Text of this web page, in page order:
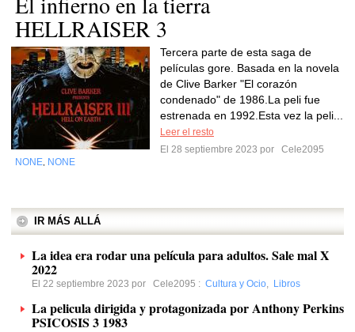
HELLRAISER 3
Tercera parte de esta saga de
películas gore. Basada en la novela
de Clive Barker "El corazón
condenado" de 1986.La peli fue
estrenada en 1992.Esta vez la peli...
Leer el resto
El 28 septiembre 2023 por
Cele2095
NONE NONE
IR MÁS ALLÁ
La idea era rodar una película para adultos. Sale mal X
2022
El 22 septiembre 2023 por Cele2095 : Cultura y Ocio, Libros
La pelicula dirigida y protagonizada por Anthony Perkins
PSICOSIS 3 1983